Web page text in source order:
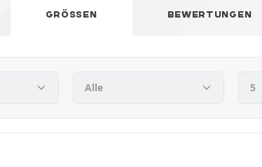
GRÖSSEN BEWERTUNGEN